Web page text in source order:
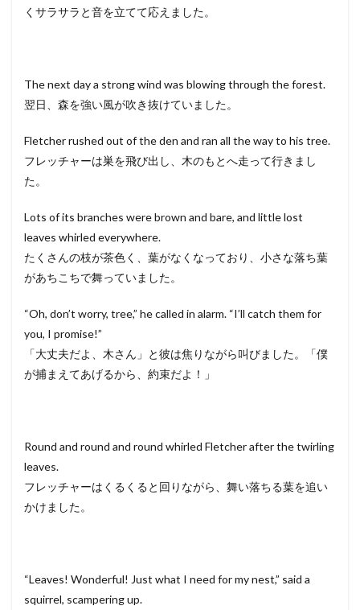
くサラサラと音を立てて応えました。
The next day a strong wind was blowing through the forest.
翌日、森を強い風が吹き抜けていました。
Fletcher rushed out of the den and ran all the way to his tree.
フレッチャーは巣を飛び出し、木のもとへ走って行きまし
た。
Lots of its branches were brown and bare, and little lost
leaves whirled everywhere.
たくさんの枝が茶色く、葉がなくなっており、小さな落ち葉
があちこちで舞っていました。
“Oh, don’t worry, tree,” he called in alarm. “I’ll catch them for
you, I promise!”
「大丈夫だよ、木さん」と彼は焦りながら叫びました。「僕
が捕まえてあげるから、約束だよ！」
Round and round and round whirled Fletcher after the twirling
leaves.
フレッチャーはくるくると回りながら、舞い落ちる葉を追い
かけました。
“Leaves! Wonderful! Just what I need for my nest,” said a
squirrel, scampering up.